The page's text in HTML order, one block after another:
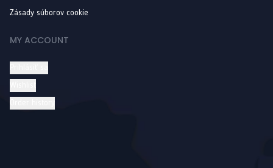
Zásady súborov cookie
MY ACCOUNT